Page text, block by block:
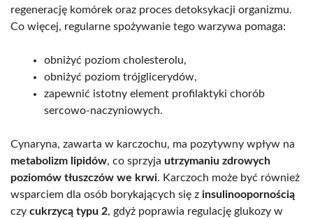
regenerację komórek oraz proces detoksykacji organizmu.
Co więcej, regularne spożywanie tego warzywa pomaga:
obniżyć poziom cholesterolu,
obniżyć poziom trójglicerydów,
zapewnić istotny element profilaktyki chorób
sercowo-naczyniowych.
Cynaryna, zawarta w karczochu, ma pozytywny wpływ na
metabolizm lipidów, co sprzyja utrzymaniu zdrowych
poziomów tłuszczów we krwi. Karczoch może być również
wsparciem dla osób borykających się z insulinoopornością
czy cukrzycą typu 2, gdyż poprawia regulację glukozy w